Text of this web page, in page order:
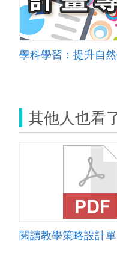
其他人也看
閱讀教學策略設計